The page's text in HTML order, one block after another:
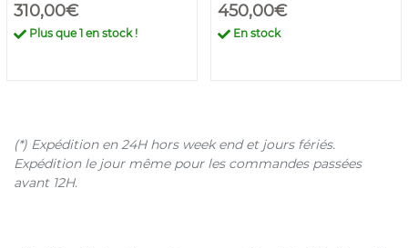
310,00€
Plus que1 en stock !
450,00€
En stock
(*) Expédition en 24H hors week end et jours fériés.
Expédition le jour même pour les commandes passées
avant 12H.